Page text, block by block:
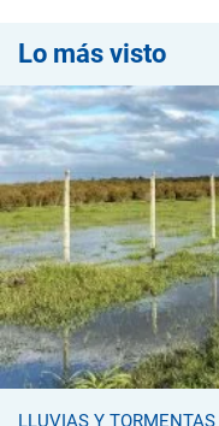
Lo más visto
LLUVIAS Y TORMENTAS